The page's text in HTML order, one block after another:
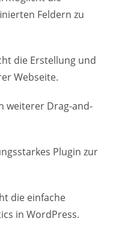
Feldern zu
die Erstellung und
Webseite.
weiterer Drag-and-
Plugin zur
die einfache
in WordPress.